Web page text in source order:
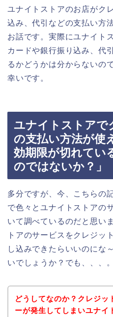
ユナイトストアのお店がク
込み、代引などの支払い方
お話です。実際にユナイト
カードや銀行振り込み、代
るかどうかは分からないの
幸いです。
ユナイトストアで
の支払い方法が使
効期限が切れてい
のではないか？」
多分ですが、今、こちらの
で色々とユナイトストアの
いて調べているのだと思い
トアのサービスをクレジッ
し込みできたらいいのにな
いでしょうか？でも、、、。
どうしてなのか？クレジッ
ーが発生してしまいユナイ